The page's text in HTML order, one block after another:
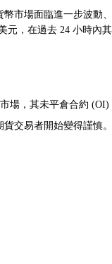
市場面臨進一步波動
，在過去 24 小時內
場，其未平倉合約 (OI)
交易者開始變得謹慎